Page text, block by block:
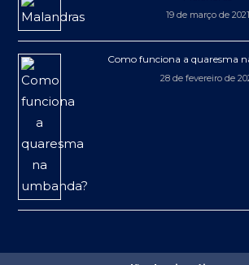
19 de março de 2021
Como funciona a quaresma
28 de fevereiro de